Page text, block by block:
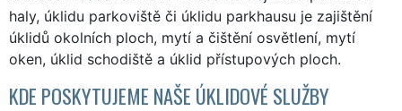
haly, úklidu parkoviště či úklidu parkhausu je zajištění
úklidů okolních ploch, mytí a čištění osvětlení, mytí
oken, úklid schodiště a úklid přístupových ploch.
KDE POSKYTUJEME NAŠE ÚKLIDOVÉ SLUŽBY